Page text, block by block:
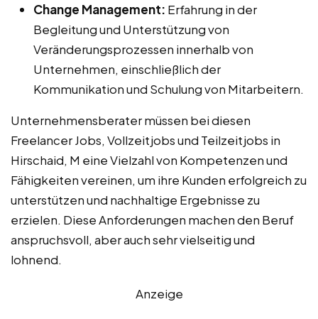
Change Management: Erfahrung in der
Begleitung und Unterstützung von
Veränderungsprozessen innerhalb von
Unternehmen, einschließlich der
Kommunikation und Schulung von Mitarbeitern.
Unternehmensberater müssen bei diesen
Freelancer Jobs, Vollzeitjobs und Teilzeitjobs in
Hirschaid, M eine Vielzahl von Kompetenzen und
Fähigkeiten vereinen, um ihre Kunden erfolgreich zu
unterstützen und nachhaltige Ergebnisse zu
erzielen. Diese Anforderungen machen den Beruf
anspruchsvoll, aber auch sehr vielseitig und
lohnend.
Anzeige